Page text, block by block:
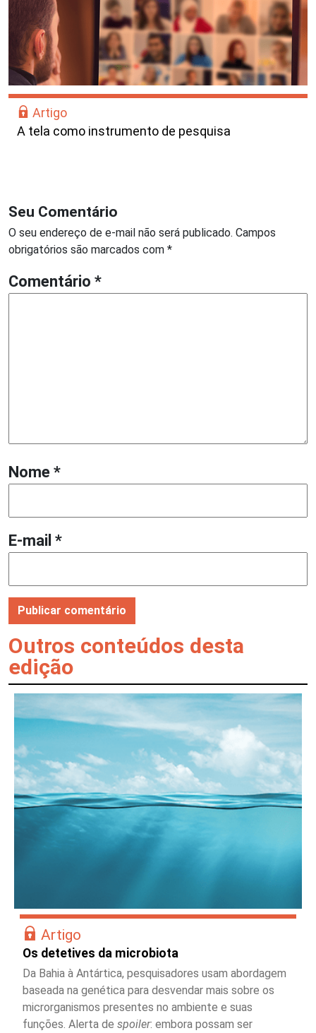
Artigo
A tela como instrumento de pesquisa
Seu Comentário
O seu endereço de e-mail não será publicado. Campos
obrigatórios são marcados com *
Comentário *
Nome *
E-mail *
Outros conteúdos desta
edição
Artigo
Os detetives da microbiota
Da Bahia à Antártica, pesquisadores usam abordagem
baseada na genética para desvendar mais sobre os
microrganismos presentes no ambiente e suas
funções. Alerta de spoiler: embora possam ser